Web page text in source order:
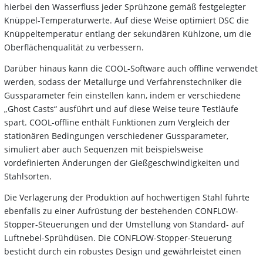
hierbei den Wasserfluss jeder Sprühzone gemäß festgelegter
Knüppel-Temperaturwerte. Auf diese Weise optimiert DSC die
Knüppeltemperatur entlang der sekundären Kühlzone, um die
Oberflächenqualität zu verbessern.
Darüber hinaus kann die COOL-Software auch offline verwendet
werden, sodass der Metallurge und Verfahrenstechniker die
Gussparameter fein einstellen kann, indem er verschiedene
„Ghost Casts“ ausführt und auf diese Weise teure Testläufe
spart. COOL-offline enthält Funktionen zum Vergleich der
stationären Bedingungen verschiedener Gussparameter,
simuliert aber auch Sequenzen mit beispielsweise
vordefinierten Änderungen der Gießgeschwindigkeiten und
Stahlsorten.
Die Verlagerung der Produktion auf hochwertigen Stahl führte
ebenfalls zu einer Aufrüstung der bestehenden CONFLOW-
Stopper-Steuerungen und der Umstellung von Standard- auf
Luftnebel-Sprühdüsen. Die CONFLOW-Stopper-Steuerung
besticht durch ein robustes Design und gewährleistet einen